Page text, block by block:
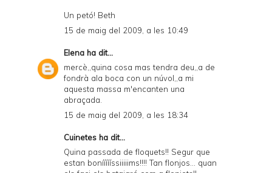
Un petó! Beth
15 de maig del 2009, a les 10:49
Elena ha dit...
mercè,,quina cosa mas tendra deu,,a de
fondrà ala boca con un núvol,,a mi
aquesta massa m'encanten una
abraçada.
15 de maig del 2009, a les 18:34
Cuinetes ha dit...
Quina passada de floquets!! Segur que
estan boníííííssiiiiims!!!! Tan flonjos... quan